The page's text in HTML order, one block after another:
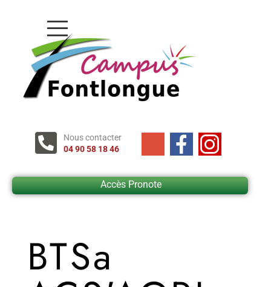
Nous contacter
04 90 58 18 46
Accès Pronote
BTSa